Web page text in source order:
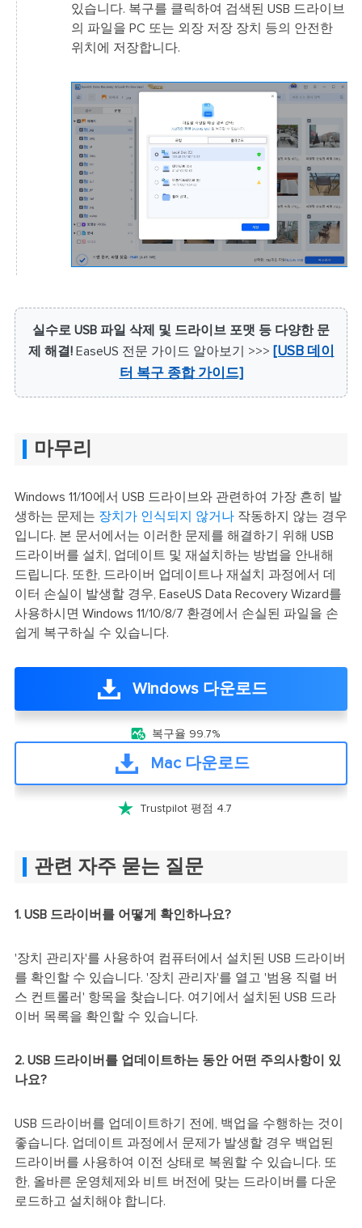
있습니다. 복구를 클릭하여 검색된 USB 드라이브
의 파일을 PC 또는 외장 저장 장치 등의 안전한
위치에 저장합니다.
실수로 USB 파일 삭제 및 드라이브 포맷 등 다양한 문
제 해결! EaseUS 전문 가이드 알아보기 >>> [USB 데이
터 복구 종합 가이드]
마무리
Windows 11/10에서 USB 드라이브와 관련하여 가장 흔히 발
생하는 문제는 장치가 인식되지 않거나작동하지 않는 경우
입니다. 본 문서에서는 이러한 문제를 해결하기 위해 USB
드라이버를 설치, 업데이트 및 재설치하는 방법을 안내해
드립니다. 또한, 드라이버 업데이트나 재설치 과정에서 데
이터 손실이 발생할 경우, EaseUS Data Recovery Wizard를
사용하시면 Windows 11/10/8/7 환경에서 손실된 파일을 손
쉽게 복구하실 수 있습니다.
Windows 다운로드
 복구율 99.7%
Mac 다운로드
 Trustpilot 평점 4.7
관련 자주 묻는 질문
1. USB 드라이버를 어떻게 확인하나요?
'장치 관리자'를 사용하여 컴퓨터에서 설치된 USB 드라이버
를 확인할 수 있습니다. '장치 관리자'를 열고 '범용 직렬 버
스 컨트롤러' 항목을 찾습니다. 여기에서 설치된 USB 드라
이버 목록을 확인할 수 있습니다.
2. USB 드라이버를 업데이트하는 동안 어떤 주의사항이 있
나요?
USB 드라이버를 업데이트하기 전에, 백업을 수행하는 것이
좋습니다. 업데이트 과정에서 문제가 발생할 경우 백업된
드라이버를 사용하여 이전 상태로 복원할 수 있습니다. 또
한, 올바른 운영체제와 비트 버전에 맞는 드라이버를 다운
로드하고 설치해야 합니다.